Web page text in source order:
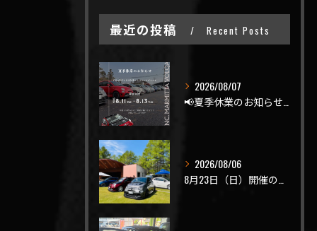
最近の投稿 Recent Posts
2026/08/07
2026/08/06